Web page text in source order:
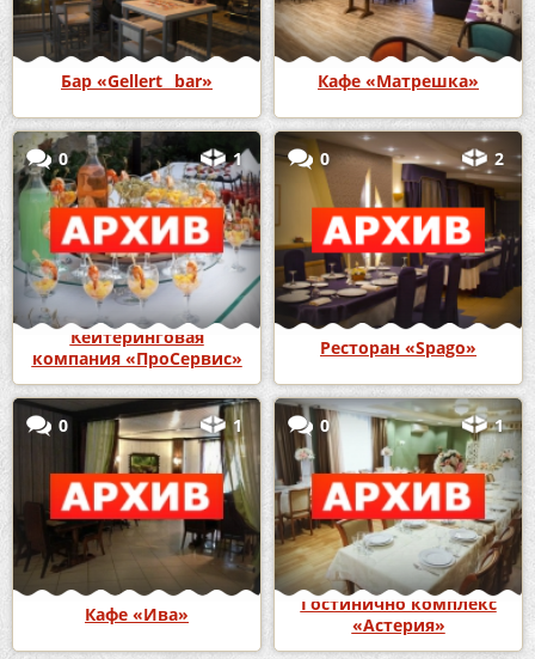
Бар «Gellert_ bar» Кафе «Матрешка»
0 1
Кейтеринговая
компания «ПроСервис»
0 2
Ресторан «Spago»
0 1
Кафе «Ива»
0 1
Гостинично комплекс
«Астерия»